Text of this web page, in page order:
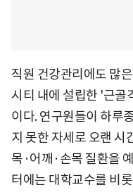
직원 건강관리에도 많
시티 내에 설립한 '근골
이다. 연구원들이 하루
지 못한 자세로 오랜 시
목·어깨·손목 질환을
터에는 대학교수를 비